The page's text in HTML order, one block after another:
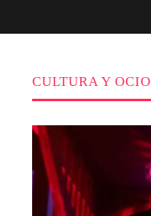
CULTURA Y OCIO